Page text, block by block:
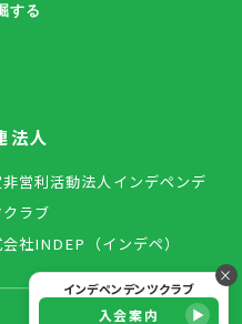
×
インデペンデンツクラブ
入会案内
する
法人
営利活動法人インデペンデ
クラブ
社INDEP（インデペ）